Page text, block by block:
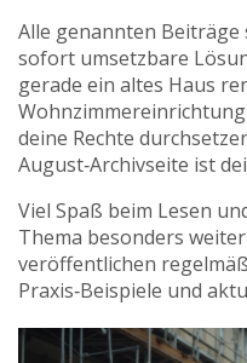
Alle genannten
sofort umsetzbare
gerade ein altes Haus
deine Rechte
August‑Archivseite ist
Viel Spaß beim Lesen
Thema besonders
veröffentlichen
Praxis‑Beispiele und